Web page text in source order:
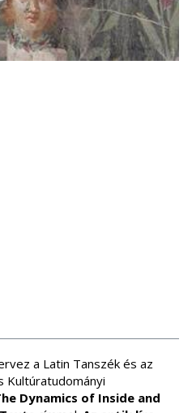
a Latin Tanszék és az
Kultúratudományi
Dynamics of Inside and